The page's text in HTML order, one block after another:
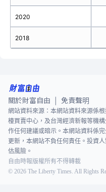
2020
2018
關於財富自由 免責聲明
網站資料來源：本網站資料來源係
檯買賣中心，及台灣經濟新報等機
作任何建議或暗示。本網站資料係
更新，本網站不負任何責任。投資
估風險。
自由時報版權所有不得轉載
© 2026 The Liberty Times. All Rights